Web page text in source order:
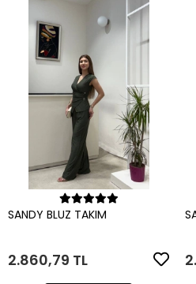
Sepete Ekle
SANDY BLUZ TAKIM
2.860,79 TL